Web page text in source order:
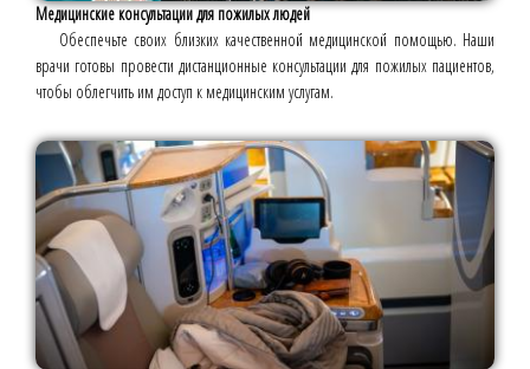
Медицинские консультации для пожилых людей
Обеспечьте своих близких качественной медицинской помощью. Наши
врачи готовы провести дистанционные консультации для пожилых пациентов,
чтобы облегчить им доступ к медицинским услугам.